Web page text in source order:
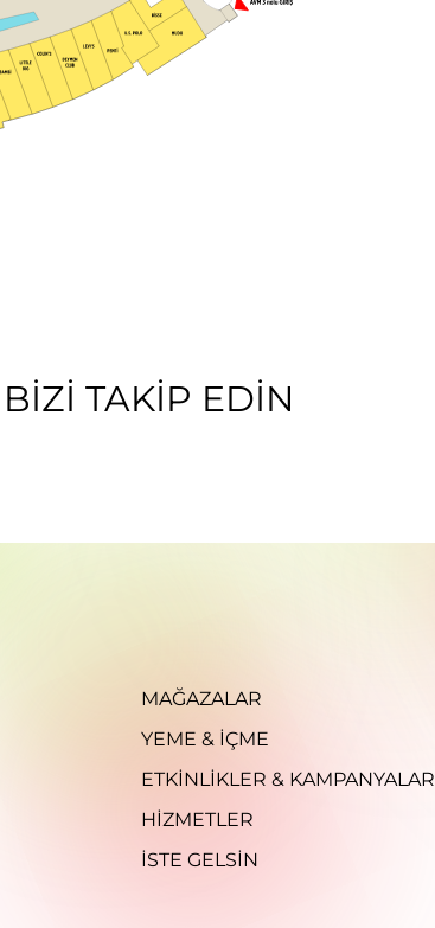
BİZİ TAKİP EDİN
MAĞAZALAR
YEME & İÇME
ETKINLIKLER & KAMPANYALAR
HIZMETLER
İSTE GELSIN